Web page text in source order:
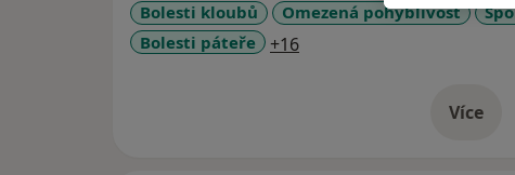
Bolesti kloubů Omezená pohyblivost
Bolesti páteře
+16a11y_sr_more_diseases
Více
o